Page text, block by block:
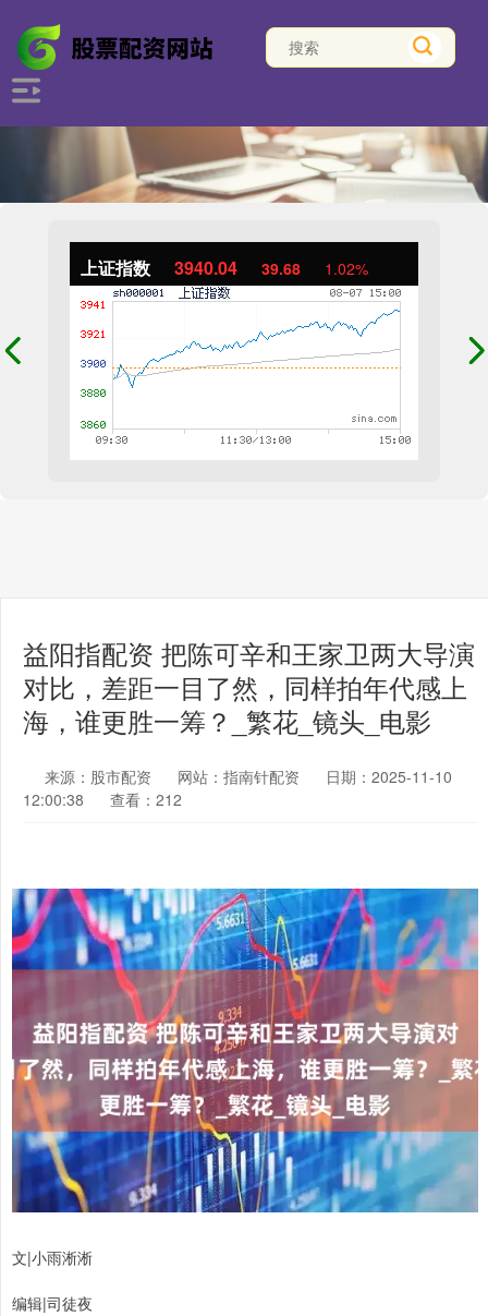
上证指数 3940.04 39.68 1.02%
益阳指配资 把陈可辛和王家卫两大导演
对比，差距一目了然，同样拍年代感上
海，谁更胜一筹？_繁花_镜头_电影
来源：股市配资 网站：指南针配资
日期：2025-11-10
12:00:38
查看：212
文|小雨淅淅
编辑|司徒夜